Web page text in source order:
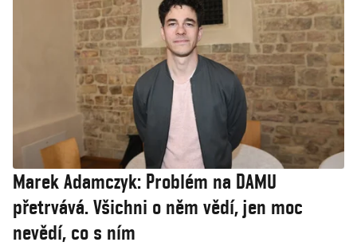
Marek Adamczyk: Problém na DAMU
přetrvává. Všichni o něm vědí, jen moc
nevědí, co s ním